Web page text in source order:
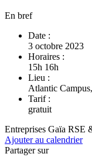
En bref
Date :
3 octobre 2023
Horaires :
15h 16h
Lieu :
Atlantic
Tarif :
gratuit
Entreprises Gaïa RSE
Ajouter au calendrier
Partager sur